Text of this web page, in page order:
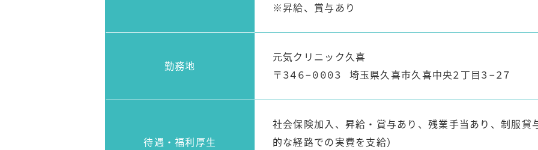
※昇給、賞与あり
勤務地
元気クリニック久喜
〒346-0003 埼玉県久喜市久喜中央2丁目3-27
待遇・福利厚生
社会保険加入、昇給・賞与あり、残業手当あり、制服
的な経路での実費を支給）